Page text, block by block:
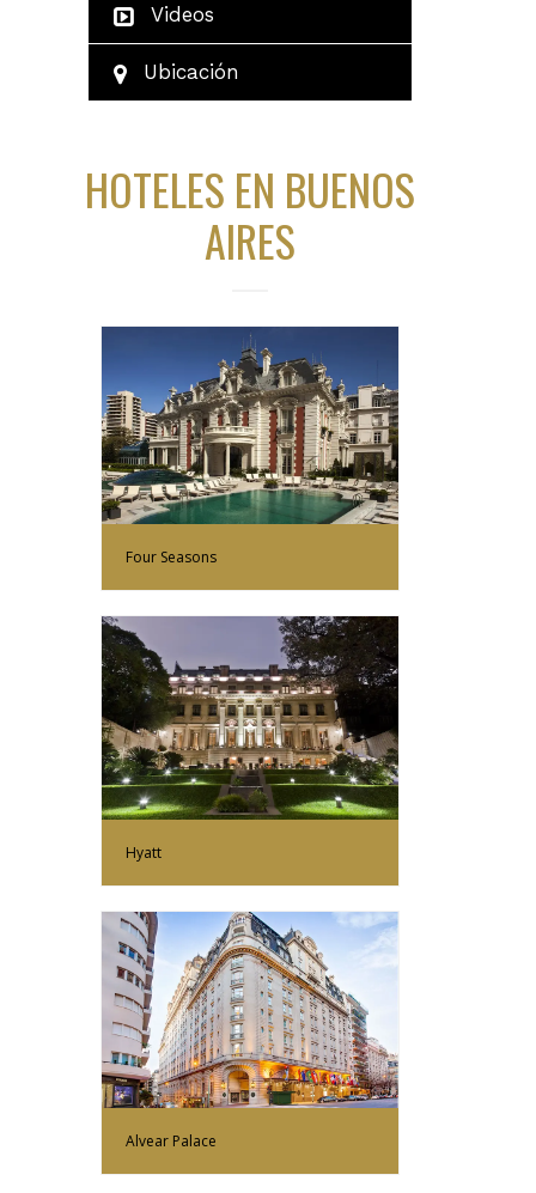
Videos
Ubicación
HOTELES EN BUENOS
AIRES
Más Información
Four Seasons
Más Información
Hyatt
Más Información
Alvear Palace